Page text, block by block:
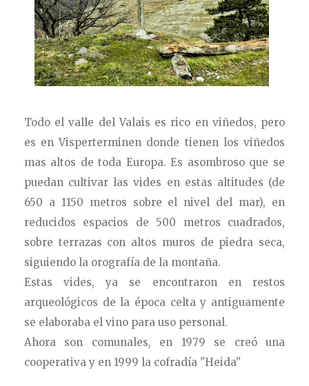
Todo el valle del Valais es rico en viñedos, pero
es en Visperterminen donde tienen los viñedos
mas altos de toda Europa. Es asombroso que se
puedan cultivar las vides en estas altitudes (de
650 a 1150 metros sobre el nivel del mar), en
reducidos espacios de 500 metros cuadrados,
sobre terrazas con altos muros de piedra seca,
siguiendo la orografía de la montaña.
Estas vides, ya se encontraron en restos
arqueológicos de la época celta y antiguamente
se elaboraba el vino para uso personal.
Ahora son comunales, en 1979 se creó una
cooperativa y en 1999 la cofradía "Heida"